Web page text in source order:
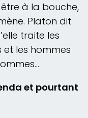
à la bouche,
Platon dit
traite les
les hommes
et pourtant